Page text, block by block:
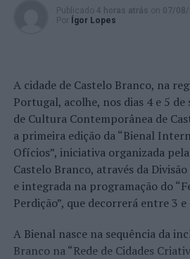
Publicado 4 horas atrás on 07/
Por
Ígor Lopes
A cidade de Castelo Branco, na
Portugal, acolhe, nos dias 4 e 5
de Cultura Contemporânea de
a primeira edição da “Bienal
Ofícios”, iniciativa organizada
Castelo Branco, através da
e integrada na programação do
Perdição”, que decorrerá entre 3
A Bienal nasce na sequência da
Branco na “Rede de Cidades